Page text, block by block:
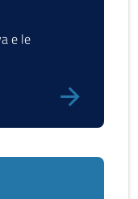
e le